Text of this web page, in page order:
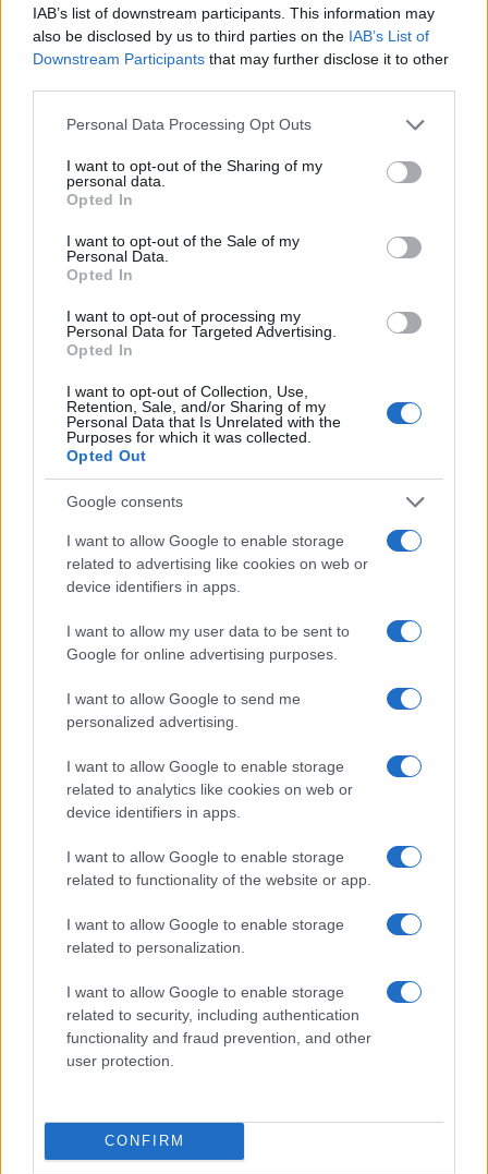
IAB’s list of downstream participants. This information may
also be disclosed by us to third parties on the IAB’s List of
Downstream Participants that may further disclose it to other
Please note that this website/app uses one or more Google
not limited to your visit or usage behaviour. You may click to
grant or deny consent to Google and its third-party tags to
use your data for below specified purposes in below Google
consent section.
Personal Data Processing Opt Outs
I want to opt-out of the Sharing of my
personal data.
Opted In
I want to opt-out of the Sale of my
Personal Data.
Opted In
I want to opt-out of processing my
Personal Data for Targeted Advertising.
Opted In
I want to opt-out of Collection, Use,
Retention, Sale, and/or Sharing of my
Personal Data that Is Unrelated with the
Purposes for which it was collected.
Opted Out
Google consents
I want to allow Google to enable storage
related to advertising like cookies on web or
device identifiers in apps.
I want to allow my user data to be sent to
Google for online advertising purposes.
I want to allow Google to send me
personalized advertising.
I want to allow Google to enable storage
related to analytics like cookies on web or
device identifiers in apps.
I want to allow Google to enable storage
related to functionality of the website or app.
I want to allow Google to enable storage
related to personalization.
I want to allow Google to enable storage
related to security, including authentication
functionality and fraud prevention, and other
user protection.
CONFIRM
INTERNACIONAL
Guía práctica para entender conflictos
Domina el arte de evaluar fuentes y mapas,…
INTERNACIONAL
Jornadas Nacionales de Movilidad
Erasmus+ en la Universidad de Jaén
INTERNACIONAL
Control de Irán sobre el estrecho de
Irán gestiona el estrecho de Ormuz como herramienta…